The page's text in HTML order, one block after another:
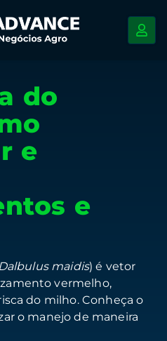
do
e
e
maidis) é vetor
vermelho,
do milho. Conheça o
o manejo de maneira